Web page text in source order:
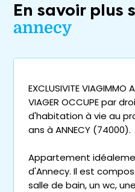
En savoir plus
annecy
EXCLUSIVITE
VIAGER OCCUPE par
d'habitation à vie au
ans à ANNECY (74000).
Appartement
d'Annecy. Il est
salle de bain, un wc,